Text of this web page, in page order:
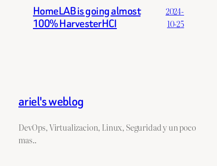
HomeLAB is going almost
100% HarvesterHCI
2024-
10-25
ariel's weblog
DevOps, Virtualizacion, Linux, Seguridad y un poco
mas..